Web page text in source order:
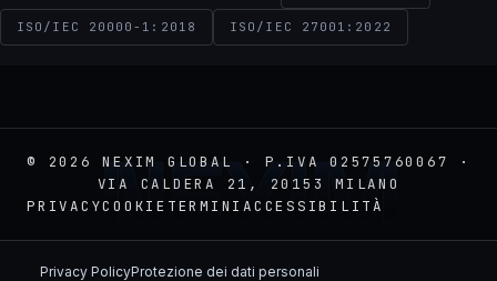
ISO/IEC 20000-1:2018 ISO/IEC 27001:2022
© 2026 NEXIM GLOBAL · P.IVA 02575760067 ·
VIA CALDERA 21, 20153 MILANO
PRIVACYCOOKIE TERMINI ACCESSIBILITÀ
NEXIM
Privacy PolicyProtezione dei dati personali